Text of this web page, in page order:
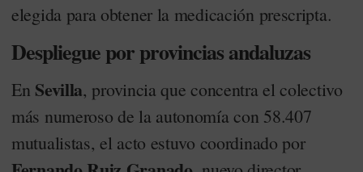
elegida para obtener la medicación prescripta.
Despliegue por provincias andaluzas
En Sevilla, provincia que concentra el colectivo
más numeroso de la autonomía con 58.407
mutualistas, el acto estuvo coordinado por